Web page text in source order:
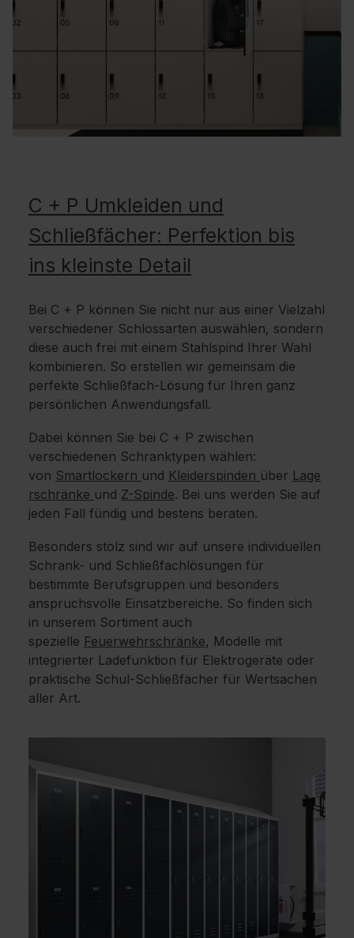
C + P Umkleiden und
Schließfächer: Perfektion bis
ins kleinste Detail
Bei C + P können Sie nicht nur aus einer Vielzahl
verschiedener Schlossarten auswählen, sondern
diese auch frei mit einem Stahlspind Ihrer Wahl
kombinieren. So erstellen wir gemeinsam die
perfekte Schließfach-Lösung für Ihren ganz
persönlichen Anwendungsfall.
Dabei können Sie bei C + P zwischen
verschiedenen Schranktypen wählen:
von Smartlockern und Kleiderspinden über Lage
rschränke und Z-Spinde. Bei uns werden Sie auf
jeden Fall fündig und bestens beraten.
Besonders stolz sind wir auf unsere individuellen
Schrank- und Schließfachlösungen für
bestimmte Berufsgruppen und besonders
anspruchsvolle Einsatzbereiche. So finden sich
in unserem Sortiment auch
spezielle Feuerwehrschränke, Modelle mit
integrierter Ladefunktion für Elektrogeräte oder
praktische Schul-Schließfächer für Wertsachen
aller Art.